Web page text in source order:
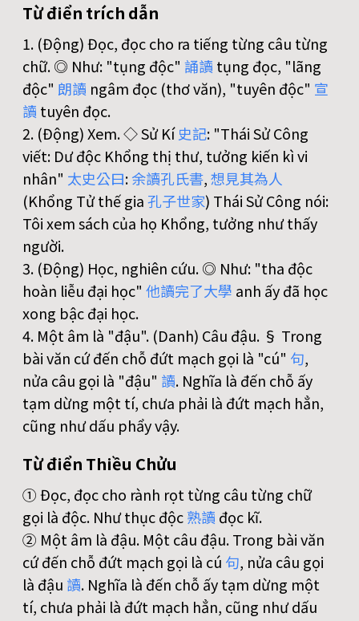
Từ điển trích dẫn
1. (Động) Đọc, đọc cho ra tiếng từng câu từng
chữ. ◎ Như: "tụng độc" 誦讀 tụng đọc, "lãng
độc" 朗讀 ngâm đọc (thơ văn), "tuyên độc" 宣
讀 tuyên đọc.
2. (Động) Xem. ◇ Sử Kí史記: "Thái Sử Công
viết: Dư độc Khổng thị thư, tưởng kiến kì vi
nhân" 太史公曰:余讀孔氏書,想見其為人
(Khổng Tử thế gia孔子世家) Thái Sử Công nói:
Tôi xem sách của họ Khổng, tưởng như thấy
người.
3. (Động) Học, nghiên cứu. ◎ Như: "tha độc
hoàn liễu đại học" 他讀完了大學 anh ấy đã học
xong bậc đại học.
4. Một âm là "đậu". (Danh) Câu đậu. § Trong
bài văn cứ đến chỗ đứt mạch gọi là "cú" 句,
nửa câu gọi là "đậu" 讀. Nghĩa là đến chỗ ấy
tạm dừng một tí, chưa phải là đứt mạch hẳn,
cũng như dấu phẩy vậy.
Từ điển Thiều Chửu
① Đọc, đọc cho rành rọt từng câu từng chữ
gọi là độc. Như thục độc熟讀 đọc kĩ.
② Một âm là đậu. Một câu đậu. Trong bài văn
cứ đến chỗ đứt mạch gọi là cú 句, nửa câu gọi
là đậu 讀. Nghĩa là đến chỗ ấy tạm dừng một
tí, chưa phải là đứt mạch hẳn, cũng như dấu